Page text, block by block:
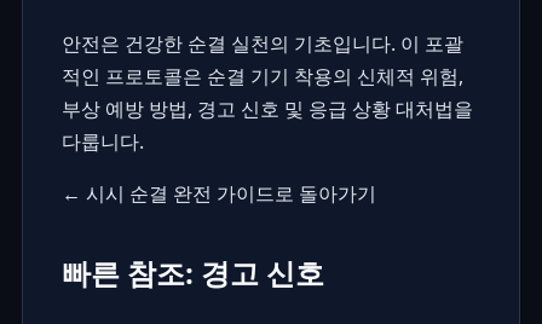
안전은 건강한 순결 실천의 기초입니다. 이 포괄
적인 프로토콜은 순결 기기 착용의 신체적 위험,
부상 예방 방법, 경고 신호 및 응급 상황 대처법을
다룹니다.
← 시시 순결 완전 가이드로 돌아가기
빠른 참조: 경고 신호